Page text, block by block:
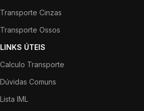
Transporte Cinzas
Transporte Ossos
LINKS ÚTEIS
Calculo Transporte
Dúvidas Comuns
Lista IML